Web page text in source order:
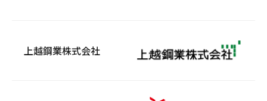
上越鋼業株式会社